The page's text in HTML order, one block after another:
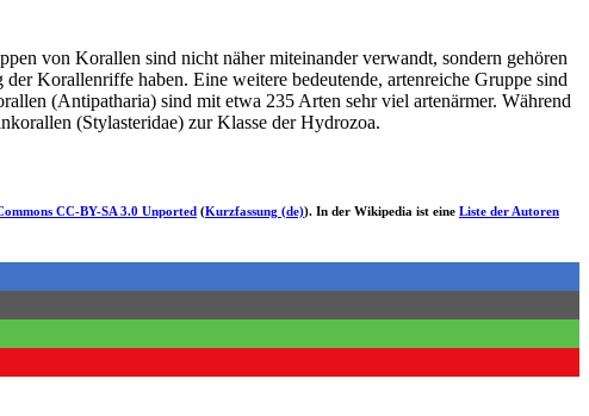
von Korallen sind nicht näher miteinander verwandt, sondern gehören
Korallenriffe haben. Eine weitere bedeutende, artenreiche Gruppe sind
(Antipatharia) sind mit etwa 235 Arten sehr viel artenärmer. Während
(Stylasteridae) zur Klasse der Hydrozoa.
CC-BY-SA 3.0 Unported (Kurzfassung (de)). In der Wikipedia ist eine Liste der Autoren